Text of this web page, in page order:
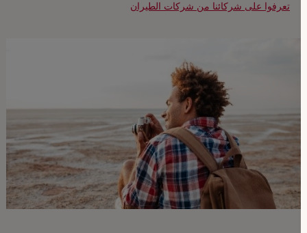
تعرفوا على شركائنا من شركات الطيران
المعلومات